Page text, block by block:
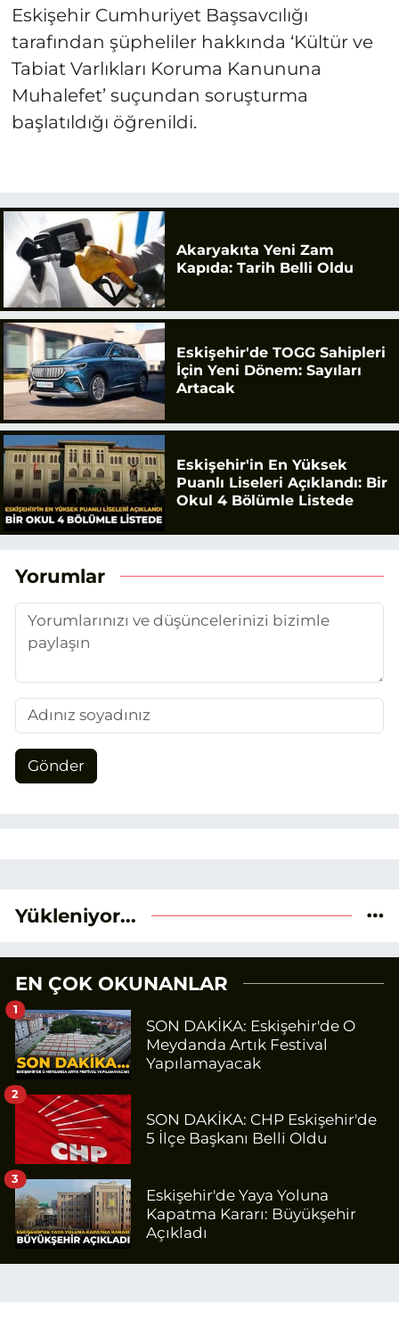
Eskişehir Cumhuriyet Başsavcılığı
tarafından şüpheliler hakkında ‘Kültür ve
Tabiat Varlıkları Koruma Kanununa
Muhalefet’ suçundan soruşturma
başlatıldığı öğrenildi.
Akaryakıta Yeni Zam
Kapıda: Tarih Belli Oldu
Eskişehir'de TOGG Sahipleri
İçin Yeni Dönem: Sayıları
Artacak
Eskişehir'in En Yüksek
Puanlı Liseleri Açıklandı: Bir
Okul 4 Bölümle Listede
Yorumlar
Gönder
Yükleniyor...
EN ÇOK OKUNANLAR
SON DAKİKA: Eskişehir'de O
Meydanda Artık Festival
Yapılamayacak
1
SON DAKİKA: CHP Eskişehir'de
5 İlçe Başkanı Belli Oldu
2
Eskişehir'de Yaya Yoluna
Kapatma Kararı: Büyükşehir
Açıkladı
3